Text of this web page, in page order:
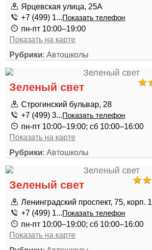
Ярцевская улица, 25А
+7 (499) 1...Показать телефон
пн-пт 10:00–19:00
Показать на карте
Рубрики: Автошколы
Зеленый свет
Строгинский бульвар, 28
+7 (499) 3...Показать телефон
пн-пт 10:00–19:00; сб 10:00–16:00
Показать на карте
Рубрики: Автошколы
Зеленый свет
Ленинградский проспект, 75, корп. 1
+7 (499) 1...Показать телефон
пн-пт 10:00–19:00; сб 10:00–16:00
Показать на карте